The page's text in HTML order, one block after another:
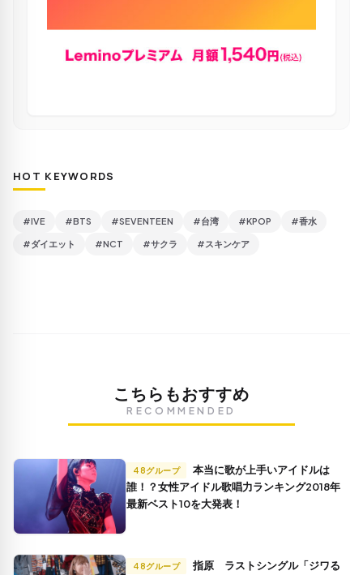
HOT KEYWORDS
#IVE #BTS #SEVENTEEN #台湾 #KPOP #香水
#ダイエット #NCT #サクラ #スキンケア
こちらもおすすめ
RECOMMENDED
48グループ
誰！？女性アイドル歌唱力ランキング2018年
最新ベスト10を大発表！
48グループ